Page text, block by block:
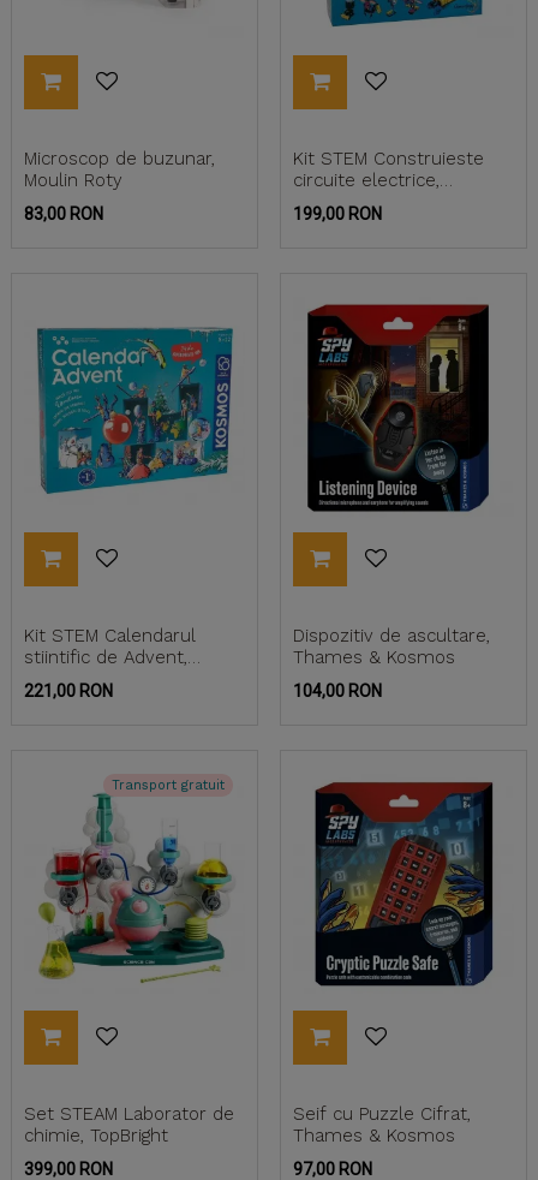
Microscop de buzunar,
Moulin Roty
Pret
83,00 RON
Kit STEM Construieste
circuite electrice,
Thames & Kosmos
Pret
199,00 RON
Kit STEM Calendarul
stiintific de Advent,
Thames & Kosmos
Pret
221,00 RON
Dispozitiv de ascultare,
Thames & Kosmos
Pret
104,00 RON
Transport gratuit
Set STEAM Laborator de
chimie, TopBright
Pret
399,00 RON
Seif cu Puzzle Cifrat,
Thames & Kosmos
Pret
97,00 RON